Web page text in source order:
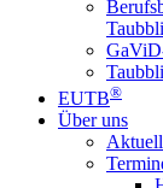
EUTB®
Über uns